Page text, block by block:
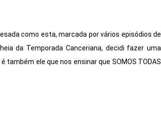
como esta, marcada por vários episódios de
da Temporada Canceriana, decidi fazer uma
também ele que nos ensinar que SOMOS TODAS